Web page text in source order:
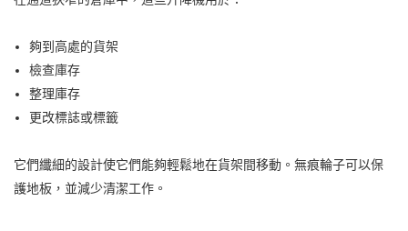
夠到高處的貨架
檢查庫存
整理庫存
更改標誌或標籤
它們纖細的設計使它們能夠輕鬆地在貨架間移動。無痕輪子可以保
護地板，並減少清潔工作。